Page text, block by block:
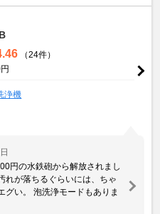
（24件）
浄機
円の水鉄砲から解放されまし
れが落ちるぐらいには、ちゃ
グい。 泡洗浄モードもありま